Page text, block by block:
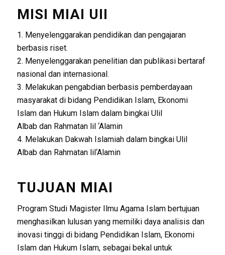
MISI MIAI UII
1. Menyelenggarakan pendidikan dan pengajaran
berbasis riset.
2. Menyelenggarakan penelitian dan publikasi bertaraf
nasional dan internasional.
3. Melakukan pengabdian berbasis pemberdayaan
masyarakat di bidang Pendidikan Islam, Ekonomi
Islam dan Hukum Islam dalam bingkai Ulil
Albab dan Rahmatan lil ‘Alamin
4. Melakukan Dakwah Islamiah dalam bingkai Ulil
Albab dan Rahmatan lil‘Alamin
TUJUAN MIAI
Program Studi Magister Ilmu Agama Islam bertujuan
menghasilkan lulusan yang memiliki daya analisis dan
inovasi tinggi di bidang Pendidikan Islam, Ekonomi
Islam dan Hukum Islam, sebagai bekal untuk